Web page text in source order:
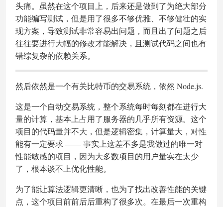
头痛。虽然在这个项目上，后来还是做到了为绝大部分
功能编写测试，但是用了很多不够优雅、不够健壮的实
现方案，导致测试非常容易出问题，而且出了问题之后
往往要进行大幅的修改才能解决，且测试代码之间也有
错综复杂的依赖关系。
然后依然是一个有关比特币的交易系统，依然 Node.js.
这是一个自动交易系统，整个系统每时每刻都在进行大
量的计算，基本上占用了服务器的几乎所有资源。这个
项目的代码量并不大，但是逻辑密集，计算量大，对性
能有一定要求 —— 事实上这差不多是我做过的唯一对
性能敏感的项目，因为大多数项目的用户量实在太少
了，根本谈不上优化性能。
为了能让算法逻辑更清晰，也为了找出改善性能的关键
点，这个项目前前后后重构了很多次。在最后一次重构